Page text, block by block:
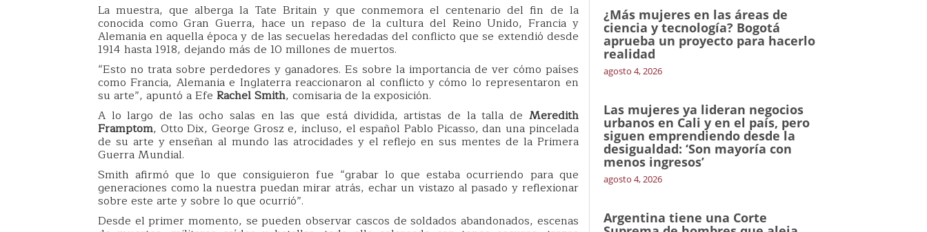
La muestra, que alberga la Tate Britain y que conmemora el centenario del fin de la
conocida como Gran Guerra, hace un repaso de la cultura del Reino Unido, Francia y
Alemania en aquella época y de las secuelas heredadas del conflicto que se extendió desde
1914 hasta 1918, dejando más de 10 millones de muertos.
“Esto no trata sobre perdedores y ganadores. Es sobre la importancia de ver cómo países
como Francia, Alemania e Inglaterra reaccionaron al conflicto y cómo lo representaron en
su arte”, apuntó a Efe Rachel Smith, comisaria de la exposición.
A lo largo de las ocho salas en las que está dividida, artistas de la talla de Meredith
Framptom, Otto Dix, George Grosz e, incluso, el español Pablo Picasso, dan una pincelada
de su arte y enseñan al mundo las atrocidades y el reflejo en sus mentes de la Primera
Guerra Mundial.
Smith afirmó que lo que consiguieron fue “grabar lo que estaba ocurriendo para que
generaciones como la nuestra puedan mirar atrás, echar un vistazo al pasado y reflexionar
sobre este arte y sobre lo que ocurrió”.
Desde el primer momento, se pueden observar cascos de soldados abandonados, escenas
¿Más mujeres en las áreas de
ciencia y tecnología? Bogotá
aprueba un proyecto para hacerlo
realidad
agosto 4, 2026
Las mujeres ya lideran negocios
urbanos en Cali y en el país, pero
siguen emprendiendo desde la
desigualdad: ‘Son mayoría con
menos ingresos’
agosto 4, 2026
Argentina tiene una Corte